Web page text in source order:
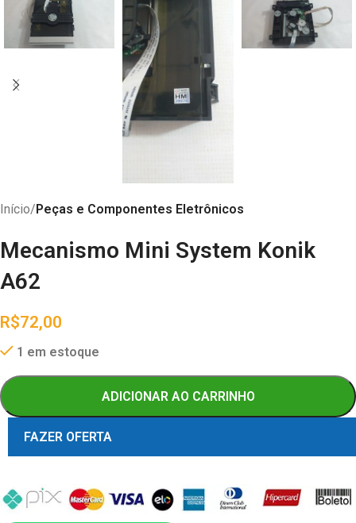
Início Peças e Componentes Eletrônicos
Mecanismo Mini System Konik
A62
R$72,00
1 em estoque
ADICIONAR AO CARRINHO
FAZER OFERTA